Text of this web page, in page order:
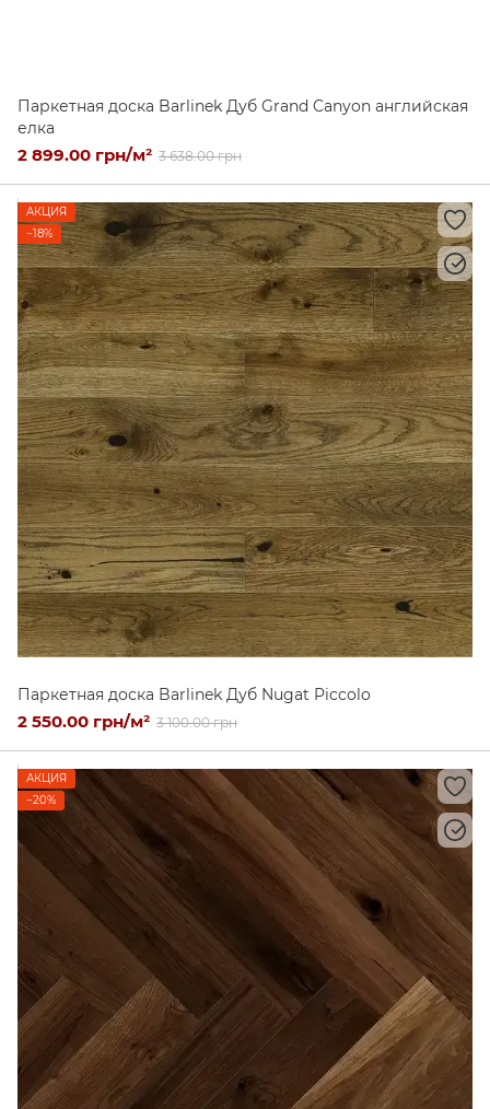
Паркетная доска Barlinek Дуб Grand Canyon английская
елка
2 899.00 грн/м² 3 638.00 грн
АКЦИЯ
−18%
Паркетная доска Barlinek Дуб Nugat Piccolo
2 550.00 грн/м² 3 100.00 грн
АКЦИЯ
−20%